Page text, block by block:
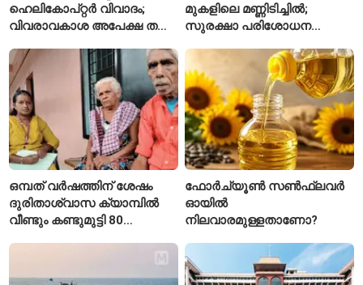
ഹെലികോപ്റ്റർ വിവാദം;
വിവരാവകാശ അപേക്ഷ തള്ളി
മുകളിലെ മണ്ണിടിച്ചിൽ;
സുരക്ഷാ പരിശോധന
ഒമ്പത് വർഷത്തിന് ശേഷം
ദുരിതാശ്വാസ ക്യാമ്പിൽ
വീണ്ടും കണ്ടുമുട്ടി 80
ഫോർച്യൂൺ സൺഫ്ലവർ
ഓയിൽ
നിലവാരമുള്ളതാണോ?